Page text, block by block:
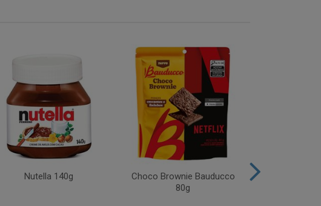
Nutella 140g
Choco Brownie Bauducco
80g